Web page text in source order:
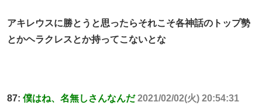
アキレウスに勝とうと思ったらそれこそ各神話のトップ勢
とかヘラクレスとか持ってこないとな
87: 僕はね、名無しさんなんだ 2021/02/02(火) 20:54:31